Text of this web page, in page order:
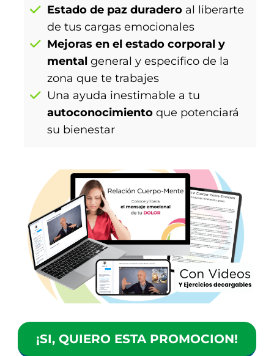
Estado de paz duradero al liberarte
de tus cargas emocionales
Mejoras en el estado corporal y
mental general y especifico de la
zona que te trabajes
Una ayuda inestimable a tu
autoconocimiento que potenciará
su bienestar
¡SI, QUIERO ESTA PROMOCION!